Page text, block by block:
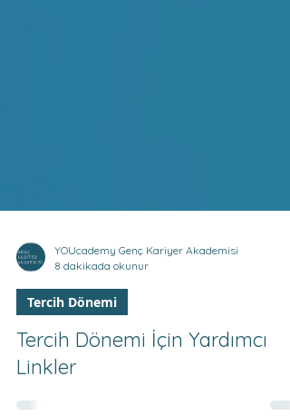
8 dakikada okunur
Tercih Dönemi
Tercih Dönemi İçin Yardımcı
Linkler